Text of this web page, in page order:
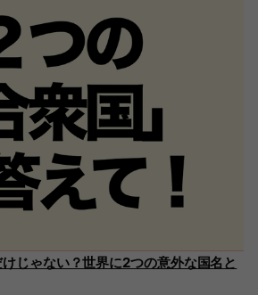
じゃない？世界に2つの意外な国名と